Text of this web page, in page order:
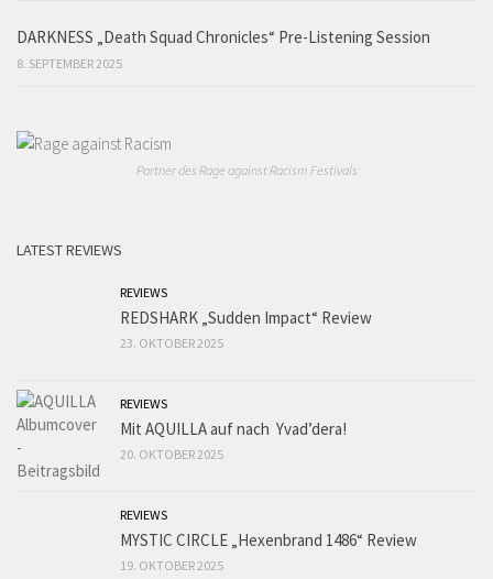
DARKNESS „Death Squad Chronicles“ Pre-Listening Session
8. SEPTEMBER 2025
Partner des Rage against Racism Festivals
LATEST REVIEWS
REVIEWS
REDSHARK „Sudden Impact“ Review
23. OKTOBER 2025
REVIEWS
Mit AQUILLA auf nach Yvad’dera!
20. OKTOBER 2025
REVIEWS
MYSTIC CIRCLE „Hexenbrand 1486“ Review
19. OKTOBER 2025